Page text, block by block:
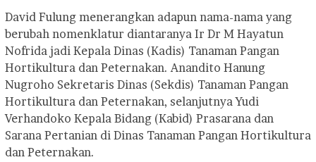
David Fulung menerangkan adapun nama-nama yang
berubah nomenklatur diantaranya Ir Dr M Hayatun
Nofrida jadi Kepala Dinas (Kadis) Tanaman Pangan
Hortikultura dan Peternakan. Anandito Hanung
Nugroho Sekretaris Dinas (Sekdis) Tanaman Pangan
Hortikultura dan Peternakan, selanjutnya Yudi
Verhandoko Kepala Bidang (Kabid) Prasarana dan
Sarana Pertanian di Dinas Tanaman Pangan Hortikultura
dan Peternakan.